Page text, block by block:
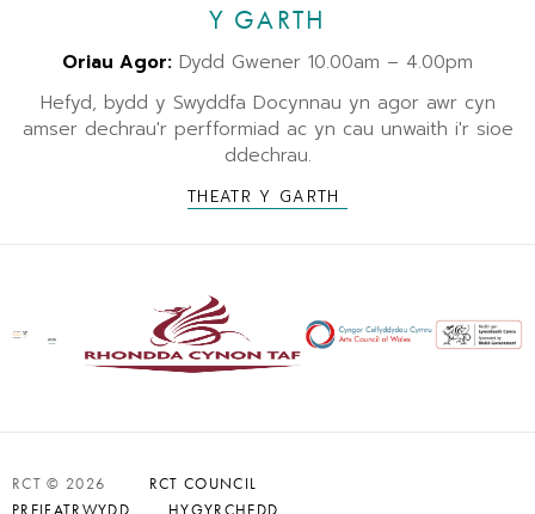
Y GARTH
Oriau Agor: Dydd Gwener 10.00am – 4.00pm
Hefyd, bydd y Swyddfa Docynnau yn agor awr cyn
amser dechrau'r perfformiad ac yn cau unwaith i'r sioe
ddechrau.
THEATR Y GARTH
RCT © 2026
RCT COUNCIL
PREIFATRWYDD
HYGYRCHEDD